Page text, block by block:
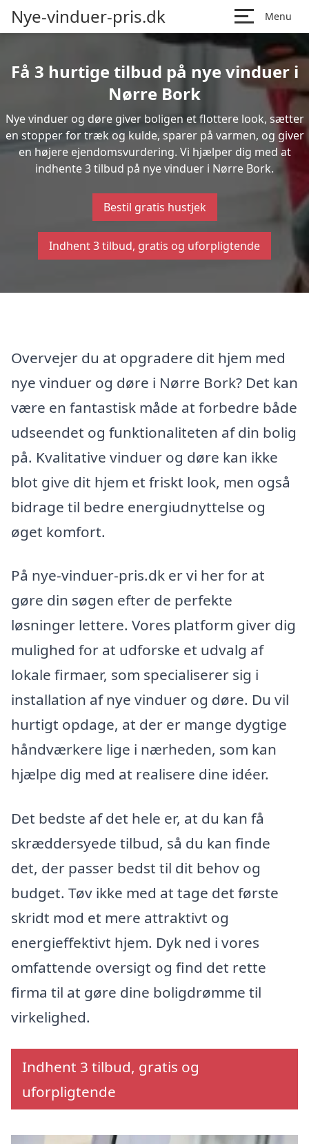
Nye-vinduer-pris.dk Menu
Få 3 hurtige tilbud på nye vinduer i
Nørre Bork
Nye vinduer og døre giver boligen et flottere look, sætter
en stopper for træk og kulde, sparer på varmen, og giver
en højere ejendomsvurdering. Vi hjælper dig med at
indhente 3 tilbud på nye vinduer i Nørre Bork.
Bestil gratis hustjek
Indhent 3 tilbud, gratis og uforpligtende
Overvejer du at opgradere dit hjem med
nye vinduer og døre i Nørre Bork? Det kan
være en fantastisk måde at forbedre både
udseendet og funktionaliteten af din bolig
på. Kvalitative vinduer og døre kan ikke
blot give dit hjem et friskt look, men også
bidrage til bedre energiudnyttelse og
øget komfort.
På nye-vinduer-pris.dk er vi her for at
gøre din søgen efter de perfekte
løsninger lettere. Vores platform giver dig
mulighed for at udforske et udvalg af
lokale firmaer, som specialiserer sig i
installation af nye vinduer og døre. Du vil
hurtigt opdage, at der er mange dygtige
håndværkere lige i nærheden, som kan
hjælpe dig med at realisere dine idéer.
Det bedste af det hele er, at du kan få
skræddersyede tilbud, så du kan finde
det, der passer bedst til dit behov og
budget. Tøv ikke med at tage det første
skridt mod et mere attraktivt og
energieffektivt hjem. Dyk ned i vores
omfattende oversigt og find det rette
firma til at gøre dine boligdrømme til
virkelighed.
Indhent 3 tilbud, gratis og
uforpligtende